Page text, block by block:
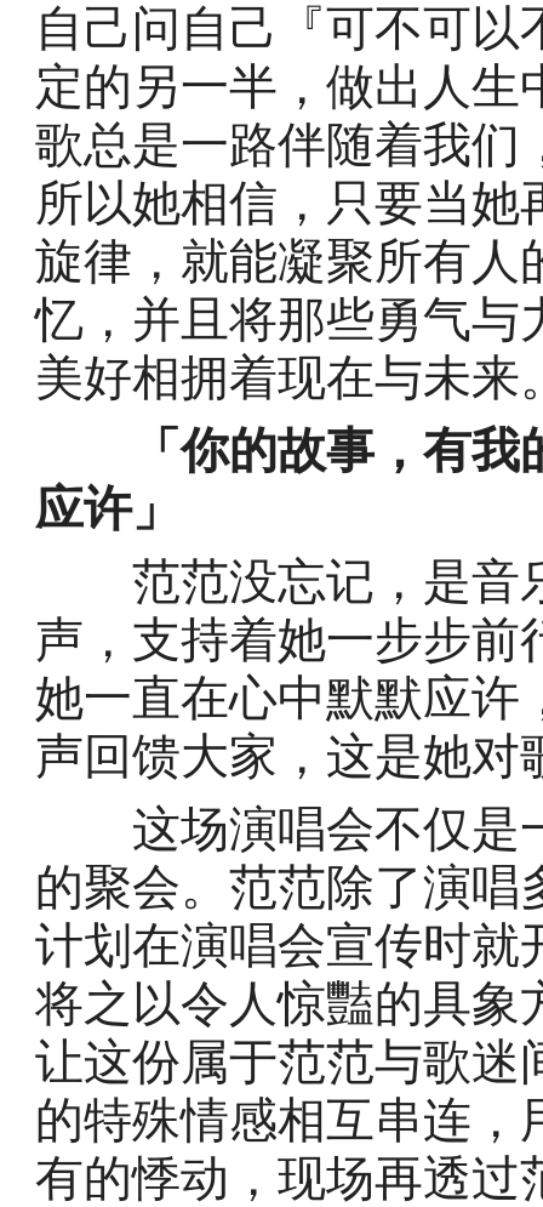
自己问自己『可不可
定的另一半，做出人
歌总是一路伴随着我们
所以她相信，只要当
旋律，就能凝聚所有人
忆，并且将那些勇气与
美好相拥着现在与未来
「你的故事，有
应许」
范范没忘记，是音
声，支持着她一步步
她一直在心中默默应许
声回馈大家，这是她对
这场演唱会不仅是
的聚会。范范除了演
计划在演唱会宣传时就
将之以令人惊豔的具象
让这份属于范范与歌迷
的特殊情感相互串连
有的悸动，现场再透过